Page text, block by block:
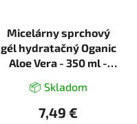
Micelárny sprchový
gél hydratačný Oganic
Aloe Vera - 350 ml -
📦 Skladom
7,49 €